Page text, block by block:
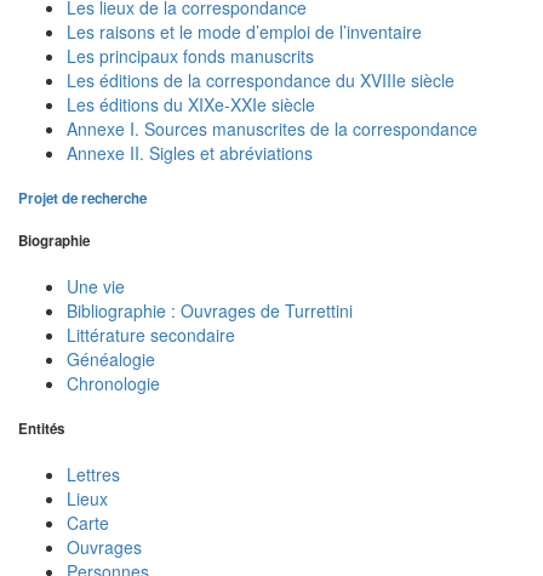
Les lieux de la correspondance
Les raisons et le mode d’emploi de l’inventaire
Les principaux fonds manuscrits
Les éditions de la correspondance du XVIIIe siècle
Les éditions du XIXe-XXIe siècle
Annexe I. Sources manuscrites de la correspondance
Annexe II. Sigles et abréviations
Projet de recherche
Biographie
Une vie
Bibliographie : Ouvrages de Turrettini
Littérature secondaire
Généalogie
Chronologie
Entités
Lettres
Lieux
Carte
Ouvrages